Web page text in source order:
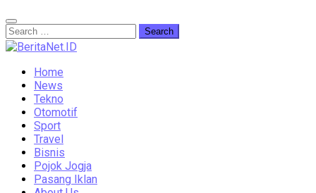
Home
News
Tekno
Otomotif
Sport
Travel
Bisnis
Pojok Jogja
Pasang Iklan